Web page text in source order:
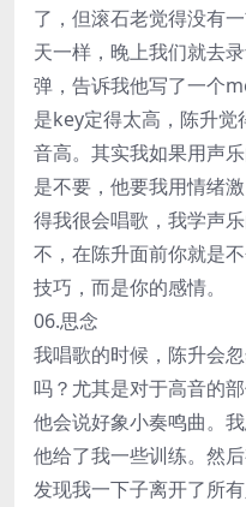
了，但滚石老觉得没有
天一样，晚上我们就去
弹，告诉我他写了一个
是key定得太高，陈升
音高。其实我如果用声
是不要，他要我用情绪
得我很会唱歌，我学声
不，在陈升面前你就是
技巧，而是你的感情。
06.思念
我唱歌的时候，陈升会
吗？尤其是对于高音的
他会说好象小奏鸣曲。
他给了我一些训练。然
发现我一下子离开了所